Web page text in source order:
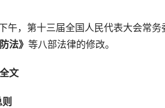
午，第十三届全国人民代表大会常务
法》 等八部法律的修改。
文